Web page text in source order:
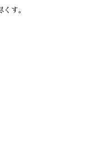
す。